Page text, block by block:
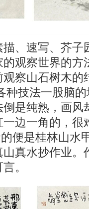
、速写、芥子
观察世界的方
察山石树木的
种技法一股脑
是纯熟，画风
边一角的，很
便是桂林山水
真水抄作业。
。